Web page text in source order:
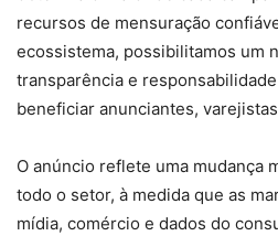
recursos de mensuração
ecossistema, possibilitamos um
transparência e
beneficiar anunciantes,
O anúncio reflete uma mudança
todo o setor, à medida que as
mídia, comércio e dados do